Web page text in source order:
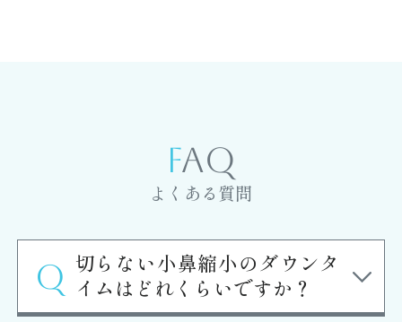
FAQ
よくある質問
切らない小鼻縮小のダウンタ
イムはどれくらいですか？